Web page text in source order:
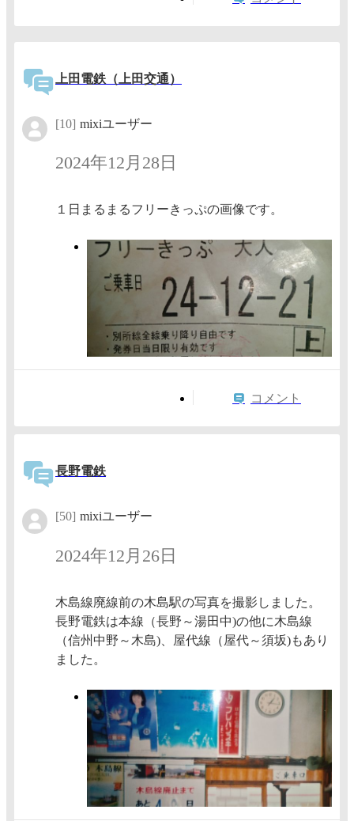
上田電鉄（上田交通）
[10] mixiユーザー
2024年12月28日
１日まるまるフリーきっぷの画像です。
コメント
長野電鉄
[50] mixiユーザー
2024年12月26日
木島線廃線前の木島駅の写真を撮影しました。
長野電鉄は本線（長野～湯田中)の他に木島線
（信州中野～木島)、屋代線（屋代～須坂)もあり
ました。